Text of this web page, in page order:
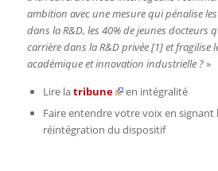
ambition avec une mesure qui pénalise
dans la R&D, les 40% de jeunes docteurs
carrière dans la R&D privée [1] et fragilise
académique et innovation industrielle ?»
Lire latribune
en intégralité
Faire entendre votre voix en signant
réintégration du dispositif